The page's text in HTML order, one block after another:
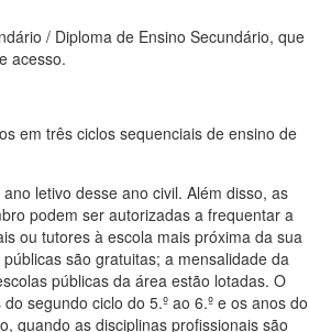
/ Diploma de Ensino Secundário, que
acesso.
em três ciclos sequenciais de ensino de
letivo desse ano civil. Além disso, as
podem ser autorizadas a frequentar a
ou tutores à escola mais próxima da sua
são gratuitas; a mensalidade da
públicas da área estão lotadas. O
segundo ciclo do 5.º ao 6.º e os anos do
quando as disciplinas profissionais são